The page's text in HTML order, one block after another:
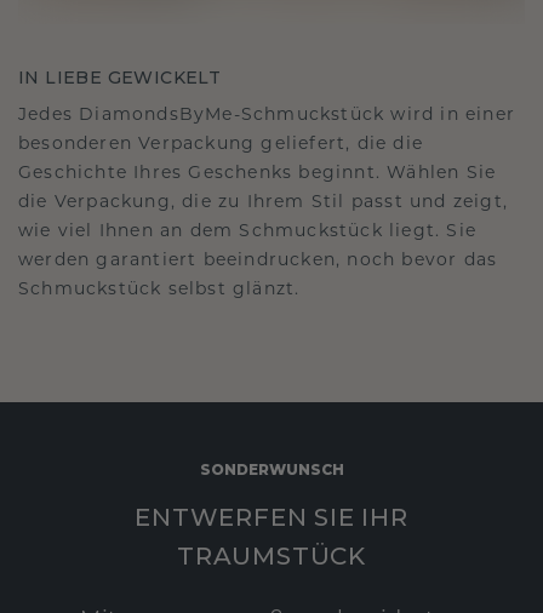
IN LIEBE GEWICKELT
Jedes DiamondsByMe-Schmuckstück wird in einer
besonderen Verpackung geliefert, die die
Geschichte Ihres Geschenks beginnt. Wählen Sie
die Verpackung, die zu Ihrem Stil passt und zeigt,
wie viel Ihnen an dem Schmuckstück liegt. Sie
werden garantiert beeindrucken, noch bevor das
Schmuckstück selbst glänzt.
SONDERWUNSCH
ENTWERFEN SIE IHR
TRAUMSTÜCK